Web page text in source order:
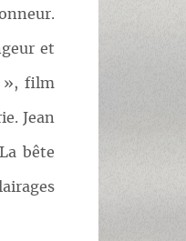
et
», film
Jean
bête